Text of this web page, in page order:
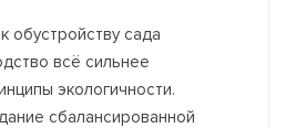
обустройству сада
всё сильнее
экологичности.
сбалансированной